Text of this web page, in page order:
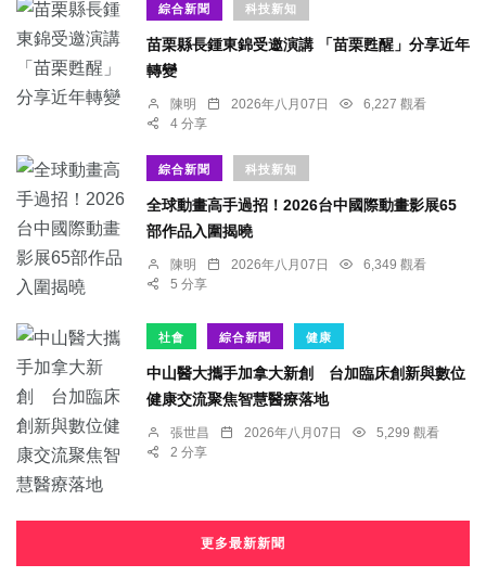
綜合新聞 科技新知
苗栗縣長鍾東錦受邀演講 「苗栗甦醒」分享近年
轉變
陳明 2026年八月07日
6,227 觀看
4 分享
綜合新聞 科技新知
全球動畫高手過招！2026台中國際動畫影展65
部作品入圍揭曉
陳明 2026年八月07日
6,349 觀看
5 分享
社會 綜合新聞 健康
中山醫大攜手加拿大新創 台加臨床創新與數位
健康交流聚焦智慧醫療落地
張世昌 2026年八月07日
5,299 觀看
2 分享
更多最新新聞